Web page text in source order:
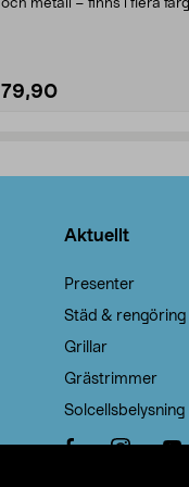
och metall – finns i flera
79,90
Aktuellt
Presenter
Städ & rengöring
Grillar
Grästrimmer
Solcellsbelysning